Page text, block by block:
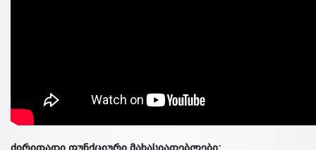
ძირითადი ფუნქციური მახასიათებლები: